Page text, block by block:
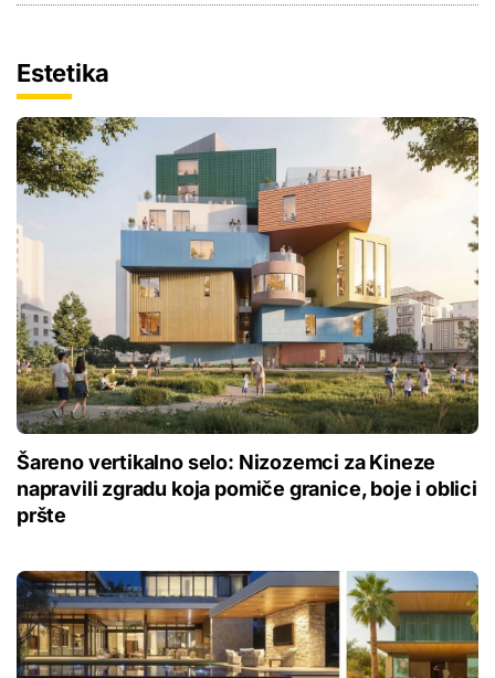
Estetika
Šareno vertikalno selo: Nizozemci za Kineze
napravili zgradu koja pomiče granice, boje i oblici
pršte